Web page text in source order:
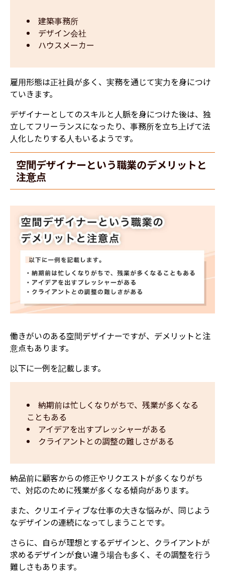
建築事務所
デザイン会社
ハウスメーカー
雇用形態は正社員が多く、実務を通じて実力を身につけ
ていきます。
デザイナーとしてのスキルと人脈を身につけた後は、独
立してフリーランスになったり、事務所を立ち上げて法
人化したりする人もいるようです。
空間デザイナーという職業のデメリットと
注意点
働きがいのある空間デザイナーですが、デメリットと注
意点もあります。
以下に一例を記載します。
納期前は忙しくなりがちで、残業が多くなる
こともある
アイデアを出すプレッシャーがある
クライアントとの調整の難しさがある
納品前に顧客からの修正やリクエストが多くなりがち
で、対応のために残業が多くなる傾向があります。
また、クリエイティブな仕事の大きな悩みが、同じよう
なデザインの連続になってしまうことです。
さらに、自らが理想とするデザインと、クライアントが
求めるデザインが食い違う場合も多く、その調整を行う
難しさもあります。